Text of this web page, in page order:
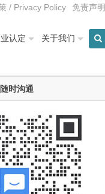
/ Privacy Policy 免责声明
认定 关于我们
时沟通